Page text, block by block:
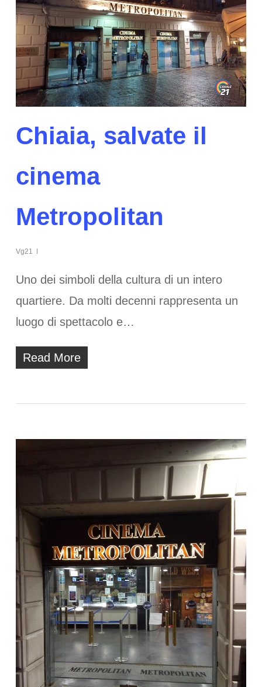
Chiaia, salvate il
cinema
Metropolitan
Vg21
Uno dei simboli della cultura di un intero
quartiere. Da molti decenni rappresenta un
luogo di spettacolo e…
Read More